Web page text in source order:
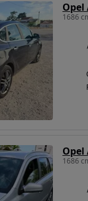
Opel
1686
Opel
1686